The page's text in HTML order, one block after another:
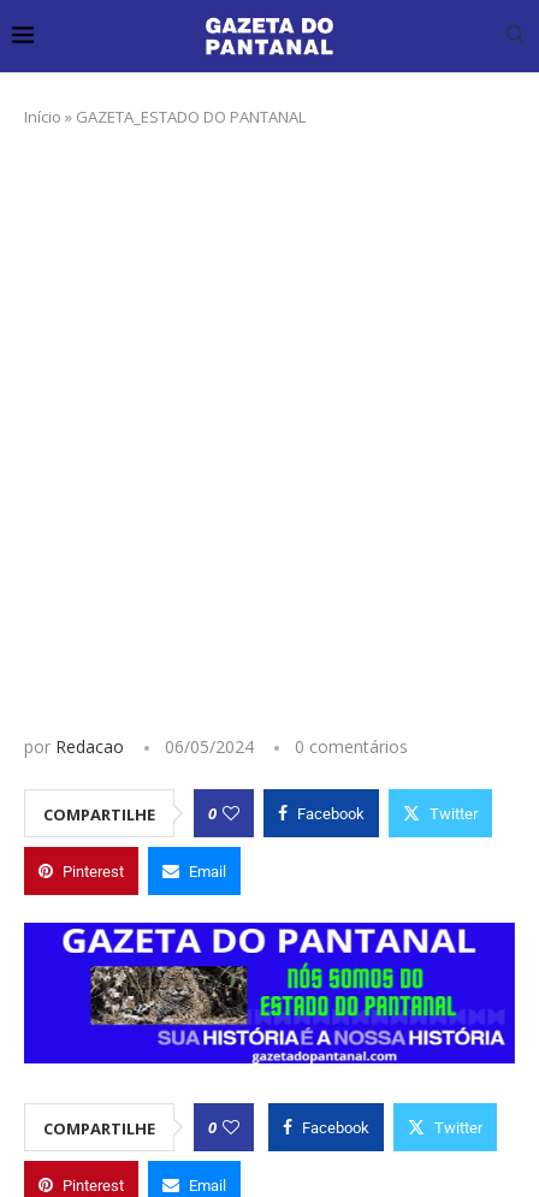
Início » GAZETA_ESTADO DO PANTANAL
por Redacao 06/05/2024 0 comentários
COMPARTILHE 0 Facebook Twitter
Pinterest Email
COMPARTILHE 0 Facebook Twitter
Pinterest Email